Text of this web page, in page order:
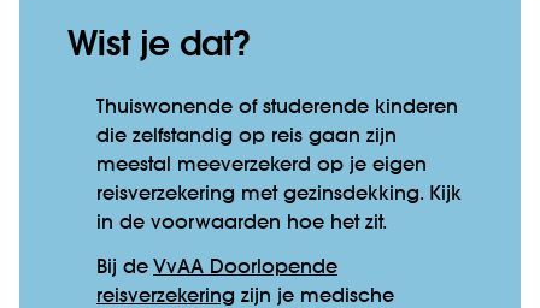
Wist je dat?
Thuiswonende of studerende kinderen
die zelfstandig op reis gaan zijn
meestal meeverzekerd op je eigen
reisverzekering met gezinsdekking. Kijk
in de voorwaarden hoe het zit.
Bij de VvAA Doorlopende
reisverzekering zijn je medische